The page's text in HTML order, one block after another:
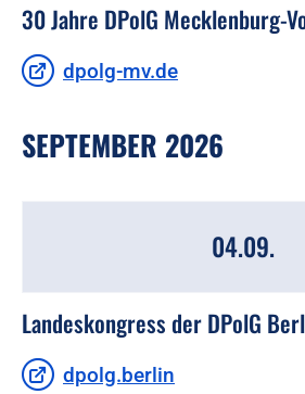
30 Jahre DPolG Mecklenburg-
dpolg-mv.de
SEPTEMBER 2026
04.09.
Landeskongress der DPolG
dpolg.berlin